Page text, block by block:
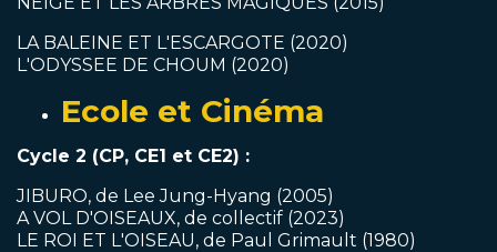
LA BALEINE ET L'ESCARGOTE (2020)
L'ODYSSEE DE CHOUM (2020)
Ecole et Cinéma
Cycle 2 (CP, CE1 et CE2) :
JIBURO, de Lee Jung-Hyang (2005)
A VOL D'OISEAUX, de collectif (2023)
LE ROI ET L'OISEAU, de Paul Grimault (1980)